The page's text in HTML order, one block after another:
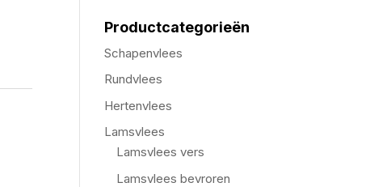
Productcategorieën
Schapenvlees
Rundvlees
Hertenvlees
Lamsvlees
Lamsvlees vers
Lamsvlees bevroren